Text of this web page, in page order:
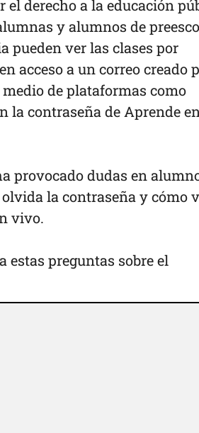
el derecho a la educación
y alumnos de
pueden ver las clases por
acceso a un correo creado
de plataformas como
la contraseña de Aprende
provocado dudas en
la contraseña y cómo
vivo.
estas preguntas sobre el